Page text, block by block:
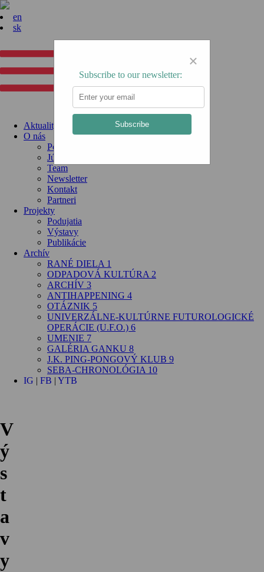
en
sk
Aktuality
O nás
Poslanie
Július Koller
Team
Newsletter
Kontakt
Partneri
Projekty
Podujatia
Výstavy
Publikácie
Archív
RANÉ DIELA 1
ODPADOVÁ KULTÚRA 2
ARCHÍV 3
ANTIHAPPENING 4
OTÁZNIK 5
UNIVERZÁLNE-KULTÚRNE FUTUROLOGICKÉ
OPERÁCIE (U.F.O.) 6
UMENIE 7
GALÉRIA GANKU 8
J.K. PING-PONGOVÝ KLUB 9
SEBA-CHRONOLÓGIA 10
IG | FB | YTB
V
ý
s
t
a
v
y
×
Subscribe to our newsletter:
Subscribe